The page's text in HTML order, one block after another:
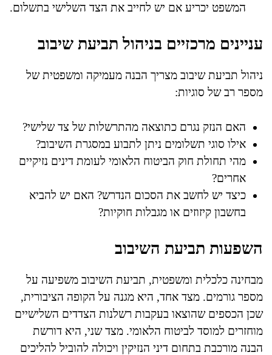
המשפט יכריע אם יש לחייב את הצד השלישי בתשלום.
עניינים מרכזיים בניהול תביעת שיבוב
ניהול תביעת שיבוב מצריך הבנה מעמיקה ומשפטית של
מספר רב של סוגיות:
האם הנזק נגרם כתוצאה מהתרשלות של צד שלישי?
אילו סוגי תשלומים ניתן לתבוע במסגרת השיבוב?
מהי תחולת חוק הביטוח הלאומי לעומת דינים נזיקיים
אחרים?
כיצד יש לחשב את הסכום הנדרש? האם יש להביא
בחשבון קיזוזים או מגבלות חוקיות?
השפעות תביעת השיבוב
מבחינה כלכלית ומשפטית, תביעת השיבוב משפיעה על
מספר גורמים. מצד אחד, היא מגנה על הקופה הציבורית,
שכן הכספים שהוצאו בעקבות רשלנות הצדדים השלישיים
מוחזרים למוסד לביטוח הלאומי. מצד שני, היא דורשת
הבנה מורכבת בתחום דיני הנזיקין ויכולה להוביל להליכים